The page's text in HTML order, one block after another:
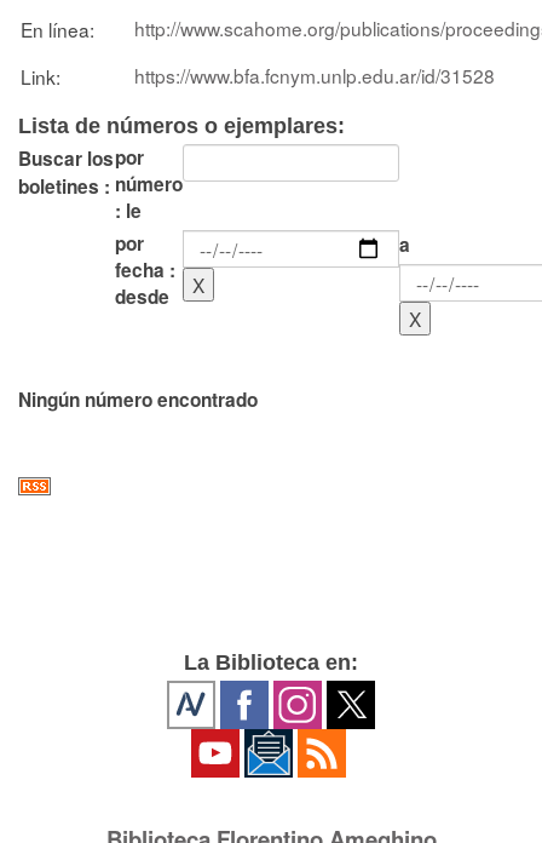
En línea:
http://www.scahome.org/publications/
Link:
https://www.bfa.fcnym.unlp.edu.ar/id/31528
Lista de números o ejemplares:
Buscar los
boletines :
por
número
: le
por
fecha :
desde
a
Ningún número encontrado
La Biblioteca en: